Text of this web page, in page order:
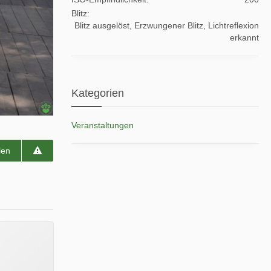
Blitz
Blitz ausgelöst, Erzwungener Blitz, Lichtreflexion
erkannt
Kategorien
Veranstaltungen